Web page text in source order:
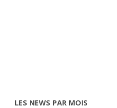
LES NEWS PAR MOIS